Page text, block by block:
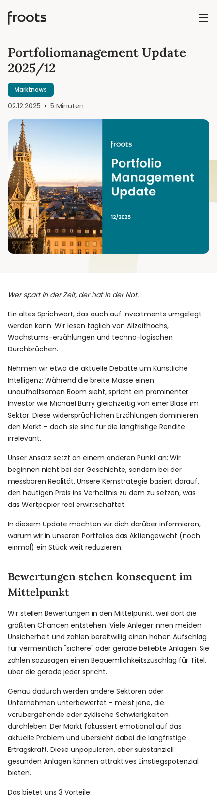
Portfoliomanagement Update
2025/12
Marktnews
02.12.2025 5 Minuten
Wer spart in der Zeit, der hat in der Not.
Ein altes Sprichwort, das auch auf Investments umgelegt
werden kann. Wir lesen täglich von Allzeithochs,
Wachstums-erzählungen und techno-logischen
Durchbrüchen.
Nehmen wir etwa die aktuelle Debatte um Künstliche
Intelligenz: Während die breite Masse einen
unaufhaltsamen Boom sieht, spricht ein prominenter
Investor wie Michael Burry gleichzeitig von einer Blase im
Sektor. Diese widersprüchlichen Erzählungen dominieren
den Markt – doch sie sind für die langfristige Rendite
irrelevant.
Unser Ansatz setzt an einem anderen Punkt an: Wir
beginnen nicht bei der Geschichte, sondern bei der
messbaren Realität. Unsere Kernstrategie basiert darauf,
den heutigen Preis ins Verhältnis zu dem zu setzen, was
das Wertpapier real erwirtschaftet.
In diesem Update möchten wir dich darüber informieren,
warum wir in unseren Portfolios das Aktiengewicht (noch
einmal) ein Stück weit reduzieren.
Bewertungen stehen konsequent im
Mittelpunkt
Wir stellen Bewertungen in den Mittelpunkt, weil dort die
größten Chancen entstehen. Viele Anleger:innen meiden
Unsicherheit und zahlen bereitwillig einen hohen Aufschlag
für vermeintlich "sichere" oder gerade beliebte Anlagen. Sie
zahlen sozusagen einen Bequemlichkeitszuschlag für Titel,
über die gerade jeder spricht.
Genau dadurch werden andere Sektoren oder
Unternehmen unterbewertet – meist jene, die
vorübergehende oder zyklische Schwierigkeiten
durchleben. Der Markt fokussiert emotional auf das
aktuelle Problem und übersieht dabei die langfristige
Ertragskraft. Diese unpopulären, aber substanziell
gesunden Anlagen können attraktives Einstiegspotenzial
bieten.
Das bietet uns 3 Vorteile: